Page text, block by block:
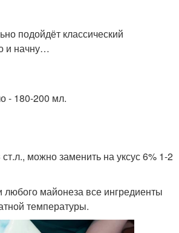
подойдёт классический
и начну…
- 180-200 мл.
можно заменить на уксус 6% 1-2
любого майонеза все ингредиенты
температуры.